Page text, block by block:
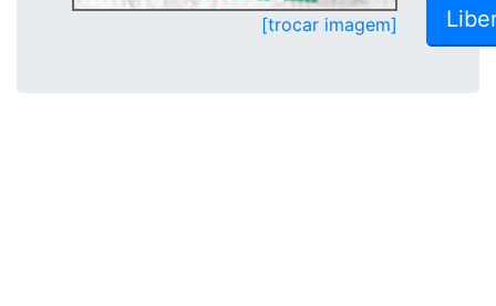
[trocar imagem]